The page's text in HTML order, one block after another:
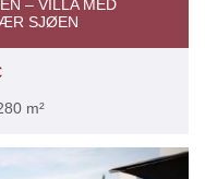
– VILLA MED
SJØEN
m²